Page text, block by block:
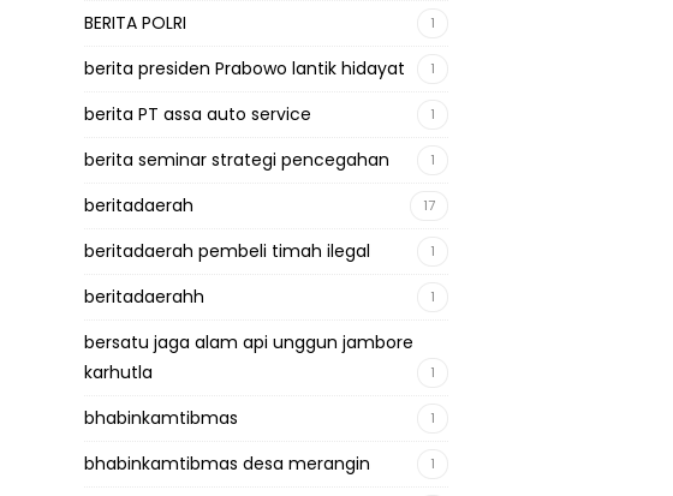
BERITA POLRI 1
berita presiden Prabowo lantik hidayat 1
berita PT assa auto service 1
berita seminar strategi pencegahan 1
beritadaerah 17
beritadaerah pembeli timah ilegal 1
beritadaerahh 1
bersatu jaga alam api unggun jambore
karhutla
1
bhabinkamtibmas 1
bhabinkamtibmas desa merangin 1